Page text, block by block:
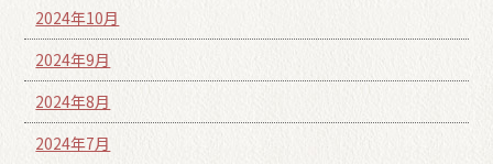
2024年10月
2024年9月
2024年8月
2024年7月